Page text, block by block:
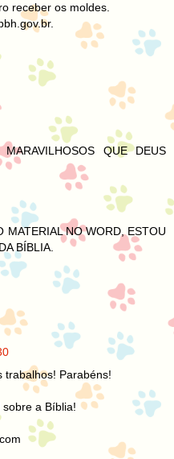
receber os moldes.
QUE DEUS
MATERIAL NO WORD, ESTOU
BÍBLIA.
trabalhos! Parabéns!
a Bíblia!